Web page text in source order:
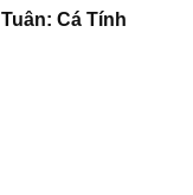
Cá Tính